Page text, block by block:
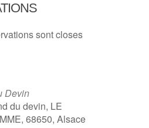
sont closes
Devin
du devin, LE
68650, Alsace